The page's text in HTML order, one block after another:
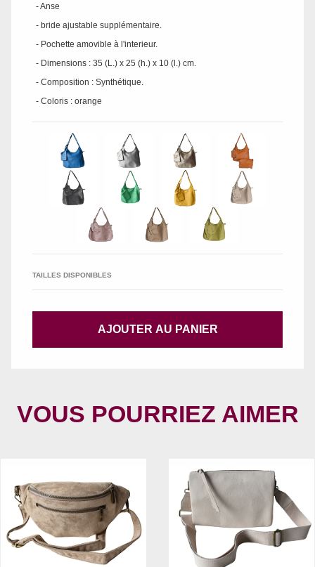
- Anse
- bride ajustable supplémentaire.
- Pochette amovible à l'interieur.
- Dimensions : 35 (L.) x 25 (h.) x 10 (l.) cm.
- Composition : Synthétique.
- Coloris : orange
TAILLES DISPONIBLES
AJOUTER AU PANIER
VOUS POURRIEZ AIMER